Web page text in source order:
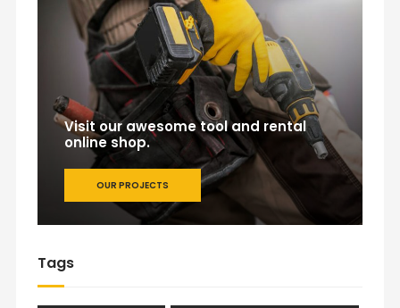
Visit our awesome tool and rental
online shop.
OUR PROJECTS
Tags